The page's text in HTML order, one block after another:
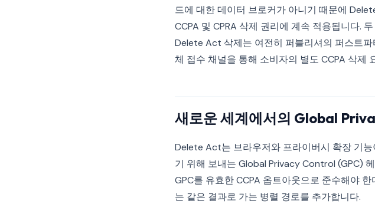
드에 대한 데이터 브로커가 아니기 때문에
CCPA 및 CPRA 삭제 권리에 계속 적용됩니다.
Delete Act 삭제는 여전히 퍼블리셔의 퍼스트
체 접수 채널을 통해 소비자의 별도 CCPA 삭제
새로운 세계에서의 Global
Delete Act는 브라우저와 프라이버시 확장 기
기 위해 보내는 Global Privacy Control (GPC)
GPC를 유효한 CCPA 옵트아웃으로 준수해야
는 같은 결과로 가는 병렬 경로를 추가합니다.